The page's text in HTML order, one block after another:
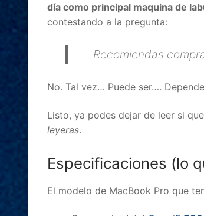
día como principal maquina de
contestando a la pregunta:
Recomiendas
No. Tal vez… Puede ser….
Listo, ya podes dejar de leer si
leyeras.
Especificaciones (lo
El modelo de MacBook Pro que